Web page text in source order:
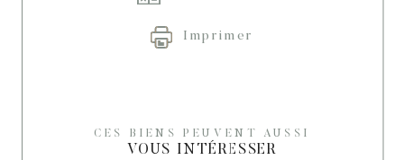
Imprimer
CES BIENS PEUVENT AUSSI
VOUS INTÉRESSER